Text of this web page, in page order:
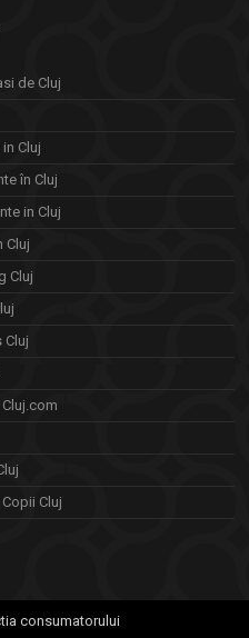
de Cluj
Cluj
în Cluj
in Cluj
Cluj
Cluj
Cluj
Cluj.com
Cluj
consumatorului